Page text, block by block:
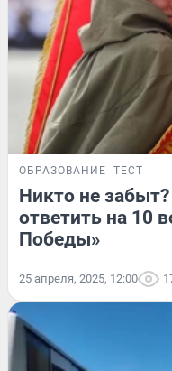
ОБРАЗОВАНИЕ ТЕСТ
Никто не забыт?
ответить на 10
Победы»
25 апреля, 2025, 12:00